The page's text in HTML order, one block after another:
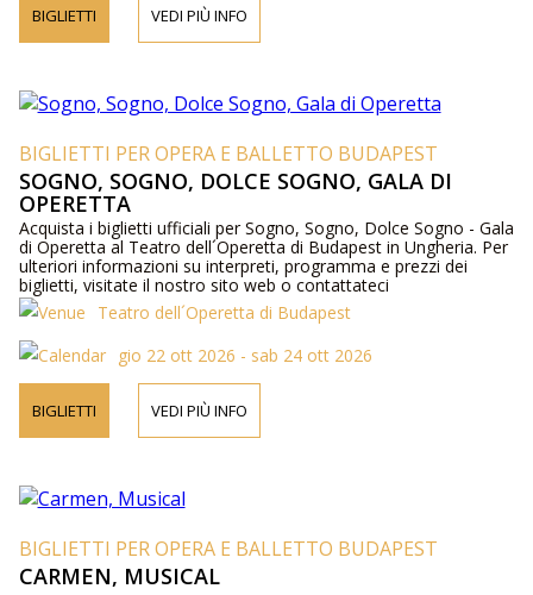
BIGLIETTI VEDI PIÙ INFO
BIGLIETTI PER OPERA E BALLETTO BUDAPEST
SOGNO, SOGNO, DOLCE SOGNO, GALA DI
OPERETTA
Acquista i biglietti ufficiali per Sogno, Sogno, Dolce Sogno - Gala
di Operetta al Teatro dell´Operetta di Budapest in Ungheria. Per
ulteriori informazioni su interpreti, programma e prezzi dei
biglietti, visitate il nostro sito web o contattateci
telefonicamente.Teatro dell´Operetta di Budapest
gio 22 ott 2026 - sab 24 ott 2026
BIGLIETTI VEDI PIÙ INFO
BIGLIETTI PER OPERA E BALLETTO BUDAPEST
CARMEN, MUSICAL